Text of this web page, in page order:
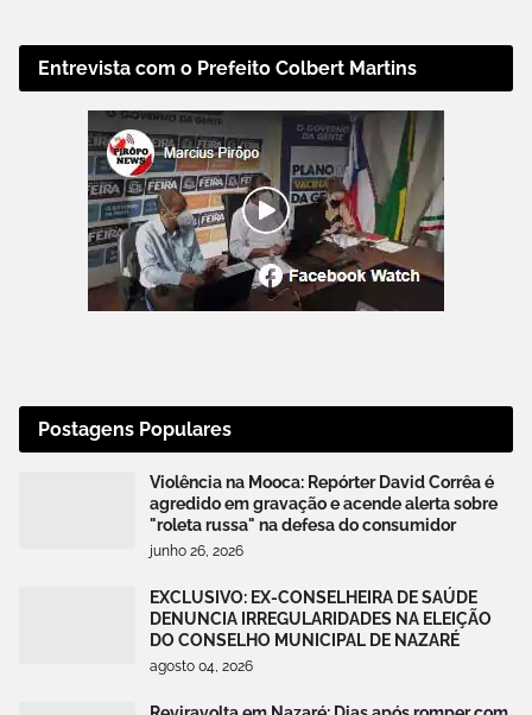
Entrevista com o Prefeito Colbert Martins
Postagens Populares
Violência na Mooca: Repórter David Corrêa é
agredido em gravação e acende alerta sobre
"roleta russa" na defesa do consumidor
junho 26, 2026
EXCLUSIVO: EX-CONSELHEIRA DE SAÚDE
DENUNCIA IRREGULARIDADES NA ELEIÇÃO
DO CONSELHO MUNICIPAL DE NAZARÉ
agosto 04, 2026